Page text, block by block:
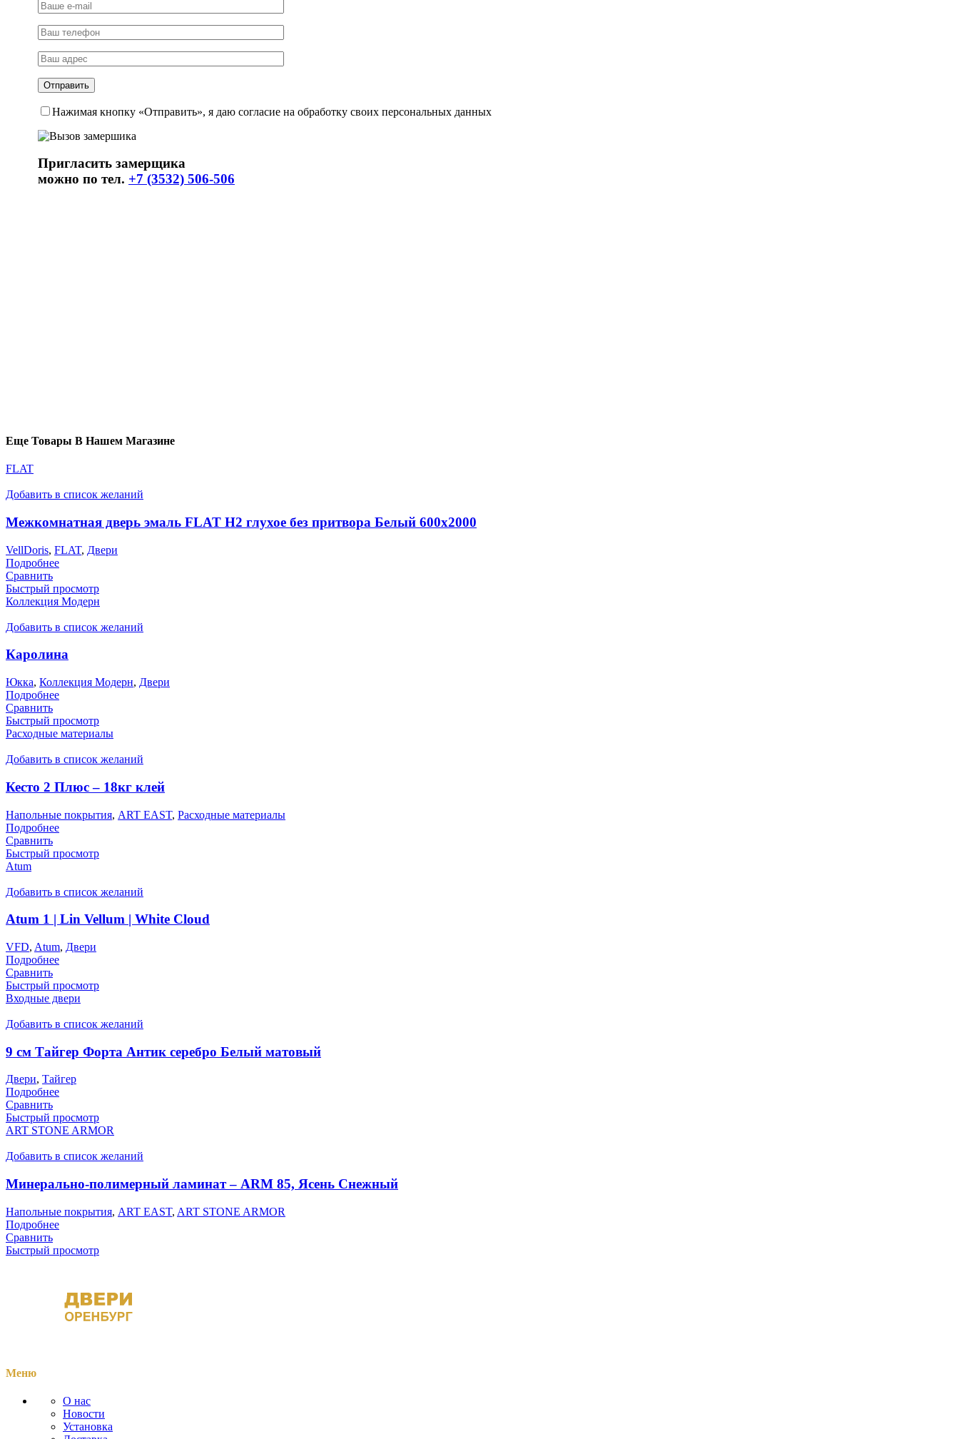
Нажимая кнопку «Отправить», я даю согласие на обработку своих персональных данных
Пригласить замерщика
можно по тел. +7 (3532) 506-506
Еще Товары В Нашем Магазине
FLAT
Добавить в список желаний
Межкомнатная дверь эмаль FLAT H2 глухое без притвора Белый 600х2000
VellDoris, FLAT, Двери
Подробнее
Сравнить
Быстрый просмотр
Коллекция Модерн
Добавить в список желаний
Каролина
Юкка, Коллекция Модерн, Двери
Подробнее
Сравнить
Быстрый просмотр
Расходные материалы
Добавить в список желаний
Кесто 2 Плюс – 18кг клей
Напольные покрытия, ART EAST, Расходные материалы
Подробнее
Сравнить
Быстрый просмотр
Atum
Добавить в список желаний
Atum 1 | Lin Vellum | White Cloud
VFD, Atum, Двери
Подробнее
Сравнить
Быстрый просмотр
Входные двери
Добавить в список желаний
9 см Тайгер Форта Антик серебро Белый матовый
Двери, Тайгер
Подробнее
Сравнить
Быстрый просмотр
ART STONE ARMOR
Добавить в список желаний
Минерально-полимерный ламинат – ARM 85, Ясень Снежный
Напольные покрытия, ART EAST, ART STONE ARMOR
Подробнее
Сравнить
Быстрый просмотр
Меню
О нас
Новости
Установка